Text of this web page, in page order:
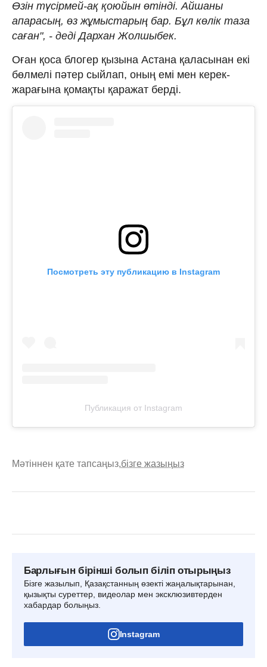
Өзін түсірмей-ақ қоюйын өтінді. Айшаны
апарасың, өз жұмыстарың бар. Бұл көлік таза
саған", - деді Дархан Жолшыбек.
Оған қоса блогер қызына Астана қаласынан екі
бөлмелі пәтер сыйлап, оның емі мен керек-
жарағына қомақты қаражат берді.
Посмотреть эту публикацию в Instagram
Публикация от Instagram
Мәтіннен қате тапсаңыз,бізге жазыңыз
Барлығын бірінші болып біліп отырыңыз
Бізге жазылып, Қазақстанның өзекті жаңалықтарынан,
қызықты суреттер, видеолар мен эксклюзивтерден
хабардар болыңыз.
Instagram